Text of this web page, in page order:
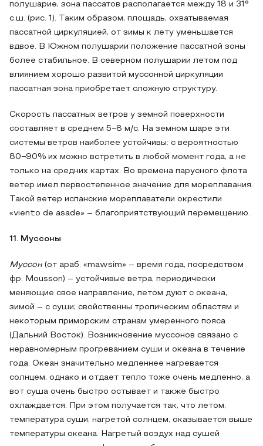
полушарие, зона пассатов располагается между 18 и 31°
с.ш. (рис. 1). Таким образом, площадь, охватываемая
пассатной циркуляцией, от зимы к лету уменьшается
вдвое. В Южном полушарии положение пассатной зоны
более стабильное. В северном полушарии летом под
влиянием хорошо развитой муссонной циркуляции
пассатная зона приобретает сложную структуру.
Скорость пассатных ветров у земной поверхности
составляет в среднем 5−8 м/с. На земном шаре эти
системы ветров наиболее устойчивы: с вероятностью
80−90% их можно встретить в любой момент года, а не
только на средних картах. Во времена парусного флота
ветер имел первостепенное значение для мореплавания.
Такой ветер испанские мореплаватели окрестили
«viento de asade» – благоприятствующий перемещению.
11. Муссоны
Муссон (от араб. «mawsim» – время года, посредством
фр. Mousson) – устойчивые ветра, периодически
меняющие свое направление, летом дуют с океана,
зимой – с суши; свойственны тропическим областям и
некоторым приморским странам умеренного пояса
(Дальний Восток). Возникновение муссонов связано с
неравномерным прогреванием суши и океана в течение
года. Океан значительно медленнее нагревается
солнцем, однако и отдает тепло тоже очень медленно, а
вот суша очень быстро остывает и также быстро
охлаждается. При этом получается так, что летом,
температура суши, нагретой солнцем, оказывается выше
температуры океана. Нагретый воздух над сушей